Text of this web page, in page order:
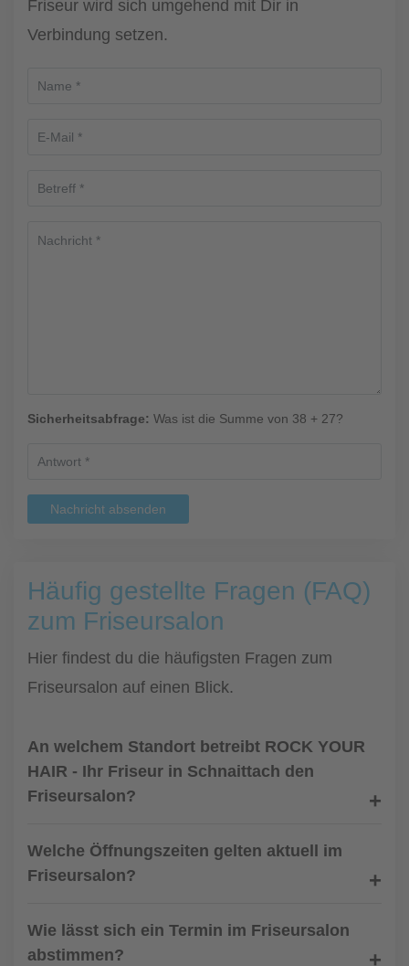
Friseur wird sich umgehend mit Dir in
Verbindung setzen.
Sicherheitsabfrage: Was ist die Summe von 38 + 27?
Nachricht absenden
Häufig gestellte Fragen (FAQ)
zum Friseursalon
Hier findest du die häufigsten Fragen zum
Friseursalon auf einen Blick.
An welchem Standort betreibt ROCK YOUR
HAIR - Ihr Friseur in Schnaittach den
Friseursalon?
Welche Öffnungszeiten gelten aktuell im
Friseursalon?
Wie lässt sich ein Termin im Friseursalon
abstimmen?